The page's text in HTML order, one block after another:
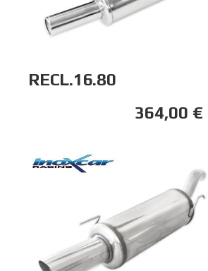
RECL.16.80
364,00 €